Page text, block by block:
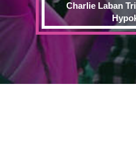
Charlie Laban